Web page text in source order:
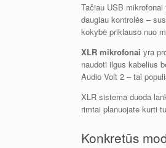
Tačiau USB
daugiau kontrolės –
kokybė priklauso nuo
XLR mikrofonai yra
naudoti ilgus kabelius
Audio Volt 2 – tai
XLR sistema duoda
rimtai planuojate kurti
Konkretūs